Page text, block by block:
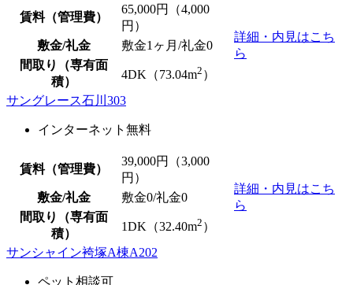
賃料（管理費）
65,000円（4,000
円）
詳細・内見はこち
ら
敷金/礼金 敷金1ヶ月/礼金0
間取り（専有面
積）
4DK（73.04m2 ）
サングレース石川303
インターネット無料
賃料（管理費）
39,000円（3,000
円）
詳細・内見はこち
ら
敷金/礼金 敷金0/礼金0
間取り（専有面
積）
1DK（32.40m2 ）
サンシャイン袴塚A棟A202
ペット相談可